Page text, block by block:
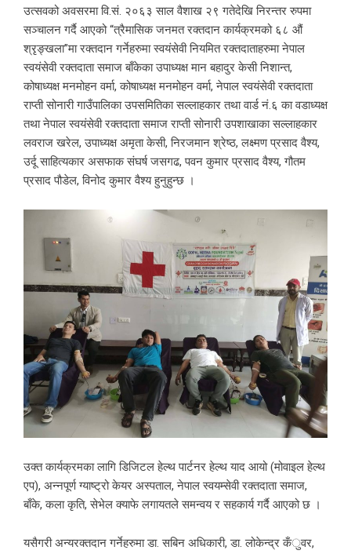
उत्सवको अवसरमा वि.सं. २०६३ साल वैशाख २९ गतेदेखि निरन्तर रुपमा
सञ्चालन गर्दै आएको “त्रैमासिक जनमत रक्तदान कार्यक्रमको ६८ औं
श्रृङ्खला”मा रक्तदान गर्नेहरुमा स्वयंसेवी नियमित रक्तदाताहरुमा नेपाल
स्वयंसेवी रक्तदाता समाज बाँकेका उपाध्यक्ष मान बहादुर केसी निशान्त,
कोषाध्यक्ष मनमोहन वर्मा, कोषाध्यक्ष मनमोहन वर्मा, नेपाल स्वयंसेवी रक्तदाता
राप्ती सोनारी गाउँपालिका उपसमितिका सल्लाहकार तथा वार्ड नं.६ का वडाध्यक्ष
तथा नेपाल स्वयंसेवी रक्तदाता समाज राप्ती सोनारी उपशाखाका सल्लाहकार
लवराज खरेल, उपाध्यक्ष अमृता केसी, निरजमान श्रेष्ठ, लक्ष्मण प्रसाद वैश्य,
उर्दू साहित्यकार असफाक संघर्ष जसगढ, पवन कुमार प्रसाद वैश्य, गौतम
प्रसाद पौडेल, विनोद कुमार वैश्य हुनुहुन्छ ।
उक्त कार्यक्रमका लागि डिजिटल हेल्थ पार्टनर हेल्थ याद आयो (मोवाइल हेल्थ
एप), अन्नपूर्ण ग्याष्ट्रो केयर अस्पताल, नेपाल स्वयम्सेवी रक्तदाता समाज,
बाँके, कला कृति, सेभेल क्याफे लगायतले समन्वय र सहकार्य गर्दै आएको छ ।
यसैगरी अन्यरक्तदान गर्नेहरुमा डा. सबिन अधिकारी, डा. लोकेन्द्र कँुवर,